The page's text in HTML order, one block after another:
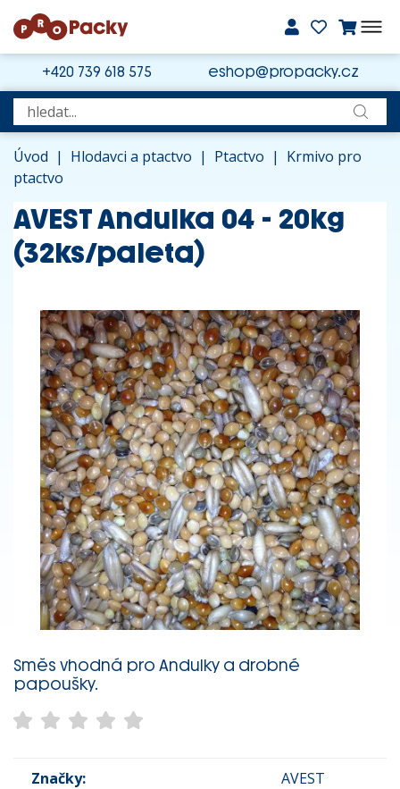
+420 739 618 575 eshop@propacky.cz
Úvod | Hlodavci a ptactvo | Ptactvo | Krmivo pro
ptactvo
AVEST Andulka 04 - 20kg
(32ks/paleta)
Směs vhodná pro Andulky a drobné
papoušky.
Značky: AVEST